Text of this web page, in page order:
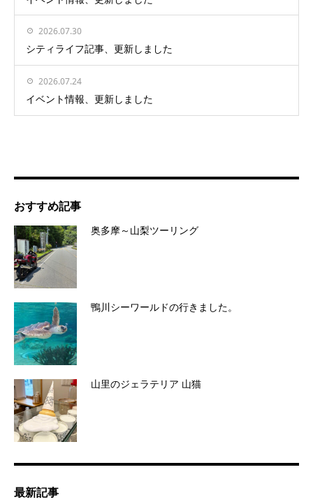
2026.07.30
シティライフ記事、更新しました
2026.07.24
イベント情報、更新しました
おすすめ記事
奥多摩～山梨ツーリング
鴨川シーワールドの行きました。
山里のジェラテリア 山猫
最新記事